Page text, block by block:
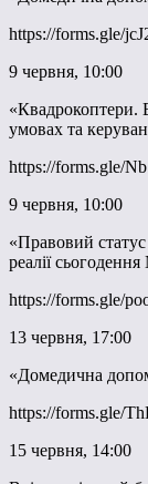
https://forms.gle/
9 червня, 10:00
«Квадрокоптери.
умовах та
https://forms.gle/
9 червня, 10:00
«Правовий статус
реалії
https://forms.gle/
13 червня, 17:00
«Домедична
https://forms.gle/
15 червня, 14:00